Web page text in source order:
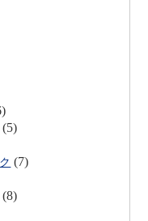
(5)
(7)
(8)